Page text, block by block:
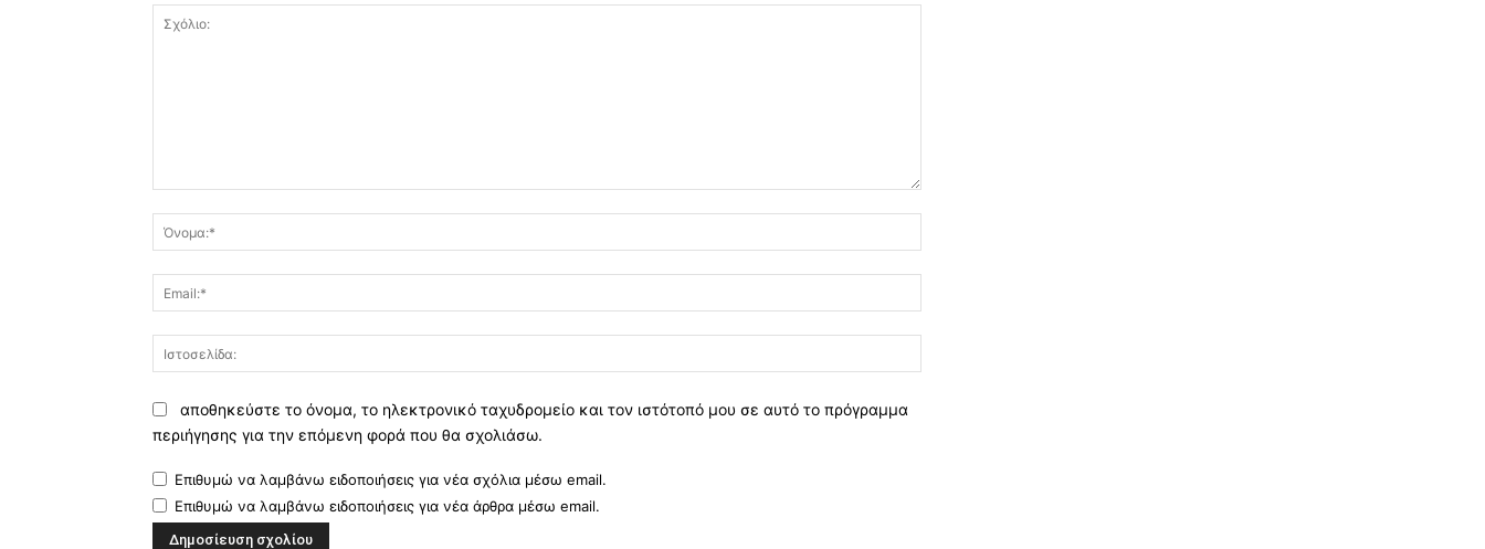
αποθηκεύστε το όνομα, το ηλεκτρονικό ταχυδρομείο και τον ιστότοπό μου σε αυτό το πρόγραμμα
περιήγησης για την επόμενη φορά που θα σχολιάσω.
Επιθυμώ να λαμβάνω ειδοποιήσεις για νέα σχόλια μέσω email.
Επιθυμώ να λαμβάνω ειδοποιήσεις για νέα άρθρα μέσω email.